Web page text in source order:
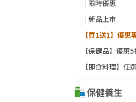
｜限時優惠
｜新品上市
【買1送1】優惠
【保健品】優惠
【即食料理】任
保健養生